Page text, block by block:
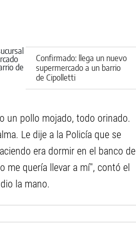
Confirmado: llega un nuevo
supermercado a un barrio
de Cipolletti
un pollo mojado, todo orinado.
Le dije a la Policía que se
era dormir en el banco de
me quería llevar a mí", contó el
la mano.